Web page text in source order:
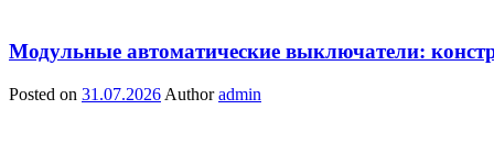
Модульные автоматические выключатели:
Posted on 31.07.2026 Author admin